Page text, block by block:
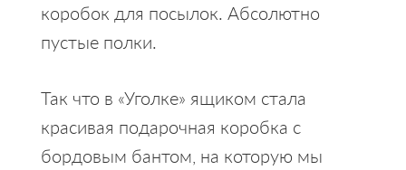
коробок для посылок. Абсолютно
пустые полки.
Так что в «Уголке» ящиком стала
красивая подарочная коробка с
бордовым бантом, на которую мы